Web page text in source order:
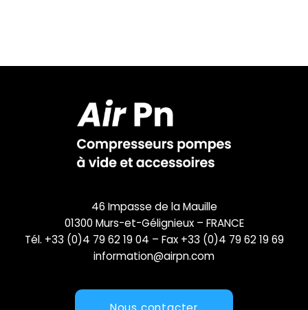
46 Impasse de la Mauille
01300 Murs-et-Gélignieux – FRANCE
Tél. +33 (0)4 79 62 19 04 – Fax +33 (0)4 79 62 19 69
information@airpn.com